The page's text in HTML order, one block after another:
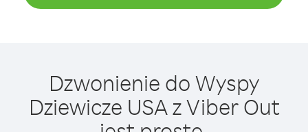
Dzwonienie do Wyspy
Dziewicze USA z Viber Out